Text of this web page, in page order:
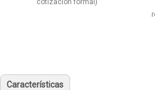
cotización formal)
Características